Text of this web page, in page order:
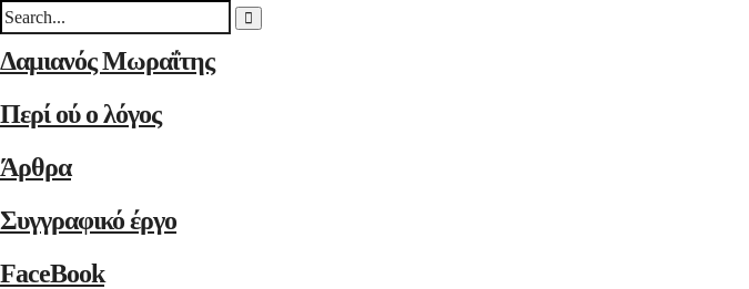
Δαμιανός Μωραΐτης
Περί ού ο λόγος
Άρθρα
Συγγραφικό έργο
FaceBook